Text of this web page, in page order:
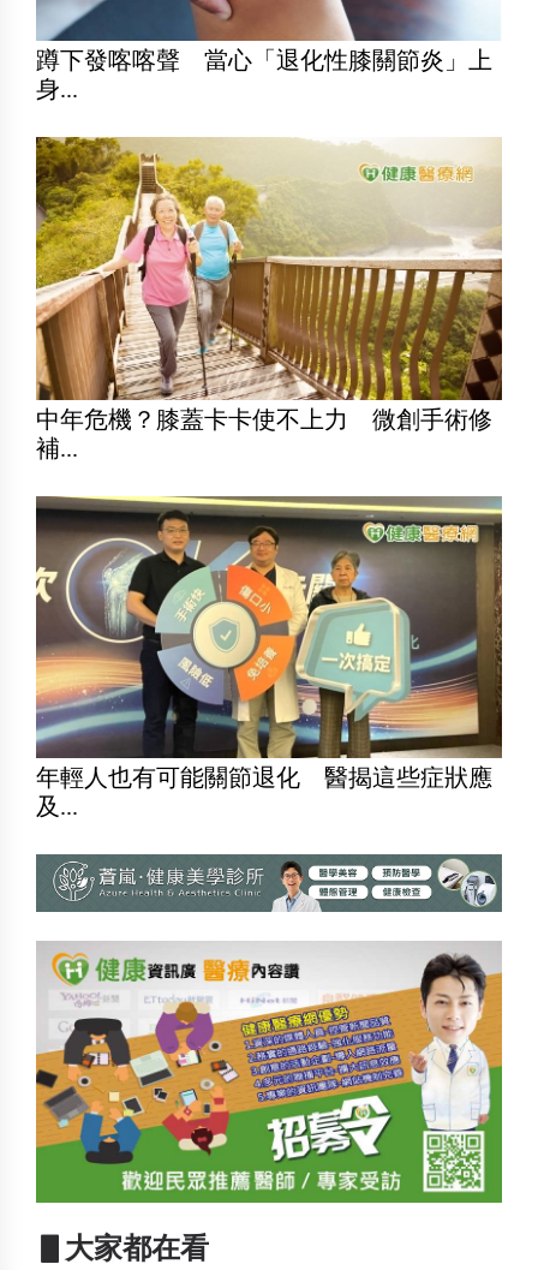
蹲下發喀喀聲 當心「退化性膝關節炎」上
身...
中年危機？膝蓋卡卡使不上力 微創手術修
補...
年輕人也有可能關節退化 醫揭這些症狀應
及...
▋大家都在看